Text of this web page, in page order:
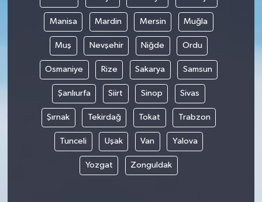
Manisa Mardin Mersin Muğla
Muş Nevşehir Niğde Ordu
Osmaniye Rize Sakarya Samsun
Şanlıurfa Siirt Sinop Sivas
Şırnak Tekirdağ Tokat Trabzon
Tunceli Uşak Van Yalova
Yozgat Zonguldak